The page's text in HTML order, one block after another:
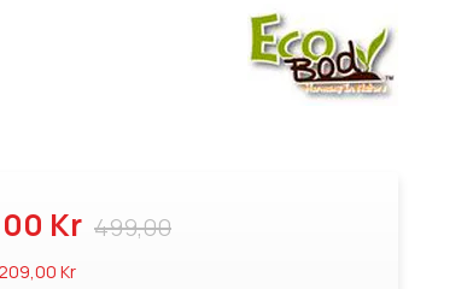
499,00
00 Kr
Kr